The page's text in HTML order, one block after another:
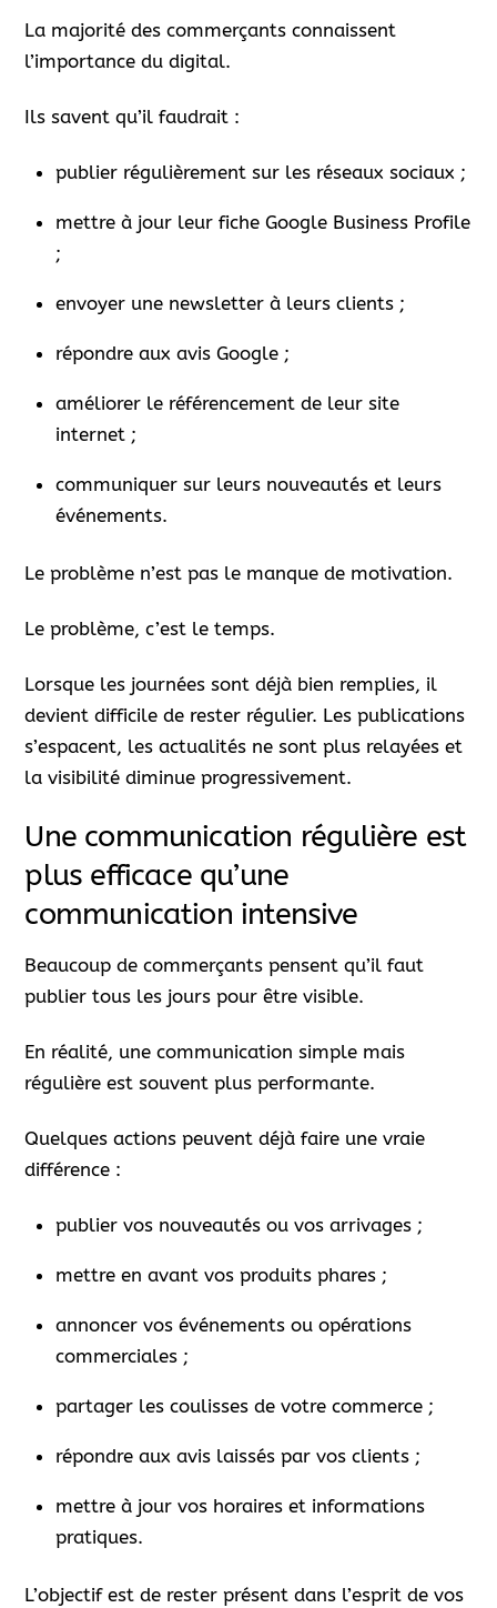
La majorité des commerçants connaissent
l’importance du digital.
Ils savent qu’il faudrait :
publier régulièrement sur les réseaux sociaux ;
mettre à jour leur fiche Google Business Profile
;
envoyer une newsletter à leurs clients ;
répondre aux avis Google ;
améliorer le référencement de leur site
internet ;
communiquer sur leurs nouveautés et leurs
événements.
Le problème n’est pas le manque de motivation.
Le problème, c’est le temps.
Lorsque les journées sont déjà bien remplies, il
devient difficile de rester régulier. Les publications
s’espacent, les actualités ne sont plus relayées et
la visibilité diminue progressivement.
Une communication régulière est
plus efficace qu’une
communication intensive
Beaucoup de commerçants pensent qu’il faut
publier tous les jours pour être visible.
En réalité, une communication simple mais
régulière est souvent plus performante.
Quelques actions peuvent déjà faire une vraie
différence :
publier vos nouveautés ou vos arrivages ;
mettre en avant vos produits phares ;
annoncer vos événements ou opérations
commerciales ;
partager les coulisses de votre commerce ;
répondre aux avis laissés par vos clients ;
mettre à jour vos horaires et informations
pratiques.
L’objectif est de rester présent dans l’esprit de vos